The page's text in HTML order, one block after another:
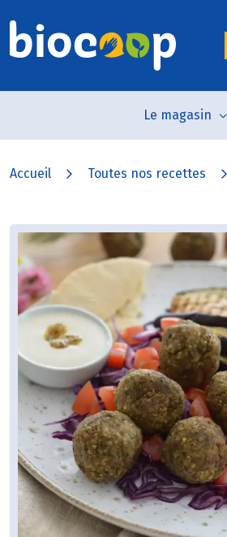
Le magasin
Accueil Toutes nos recettes